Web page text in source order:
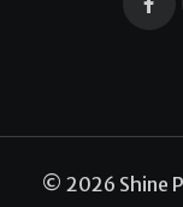
© 2026 Shine